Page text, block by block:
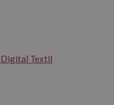
Digital Textil